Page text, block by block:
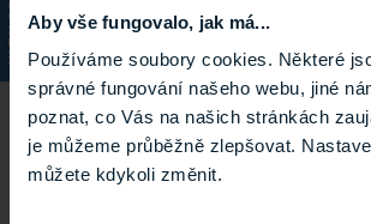
Aby vše fungovalo, jak má...
Používáme soubory cookies. Některé
správné fungování našeho webu, jiné
poznat, co Vás na našich stránkách
je můžeme průběžně zlepšovat.
můžete kdykoli změnit.
KATALOG Výrobce
Typ Audio
Použité vodiče Comelit 2-